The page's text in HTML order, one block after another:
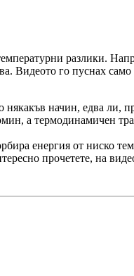
разлики.
Видеото го пуснах
начин, едва ли,
а термодинамичен
енергия от ниско
прочетете, на